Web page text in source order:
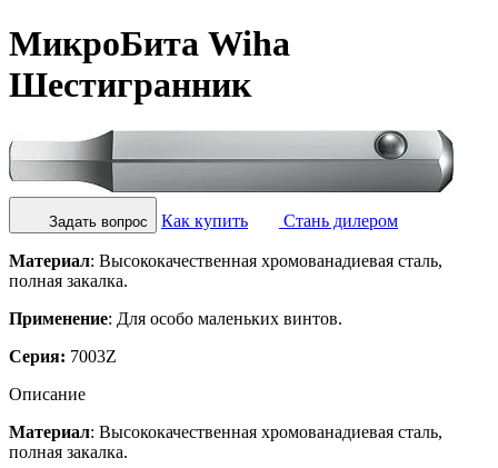
МикроБита Wiha
Шестигранник
Задать вопрос Как купить Стань дилером
Материал: Высококачественная хромованадиевая сталь,
полная закалка.
Применение: Для особо маленьких винтов.
Серия: 7003Z
Описание
Материал: Высококачественная хромованадиевая сталь,
полная закалка.